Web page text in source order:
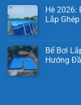
Hè 2026:
Lắp
Bể Bơi
Hướng